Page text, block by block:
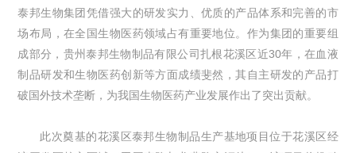
泰邦生物集团凭借强大的研发实力、优质的产品体系和完善的市
场布局，在全国生物医药领域占有重要地位。作为集团的重要组
成部分，贵州泰邦生物制品有限公司扎根花溪区近30年，在血液
制品研发和生物医药创新等方面成绩斐然，其自主研发的产品打
破国外技术垄断，为我国生物医药产业发展作出了突出贡献。
此次奠基的花溪区泰邦生物制品生产基地项目位于花溪区经